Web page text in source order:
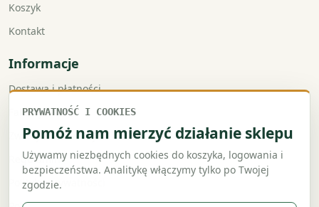
Koszyk
Kontakt
Informacje
Dostawa i płatności
Faktury VAT
Zwroty i reklamacje
Regulamin
Polityka prywatności
PRYWATNOŚĆ I COOKIES
Pomóż nam mierzyć działanie sklepu
Używamy niezbędnych cookies do koszyka, logowania i
bezpieczeństwa. Analitykę włączymy tylko po Twojej
zgodzie.